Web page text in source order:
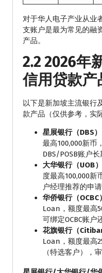
对于华人电子产业从业
支账户是最为常见的融
产品。
2.2 2026年
信用贷款产
以下是新加坡主流银行
款产品（仅供参考，实
星展银行（DBS）
最高100,000新币
DBS/POSB账户
大华银行（UOB）
度最高100,000新
户经理推荐的申
华侨银行（OCBC）
Loan，额度最高
可绑定OCBC账户
花旗银行（
Loan，额度最高
（特选客户），